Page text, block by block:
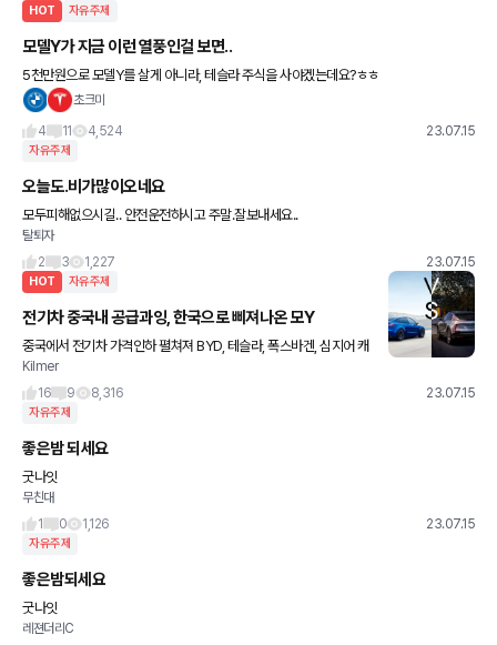
HOT 자유주제
모델Y가 지금 이런 열풍인걸 보면..
5천만원으로 모델Y를 살게 아니라, 테슬라 주식을 사야겠는데요?ㅎㅎ
초크미
4
11 4,524 23.07.15
자유주제
오늘도.비가많이오네요
모두피해없으시길.. 안전운전하시고 주말.잘보내세요..
탈퇴자
2
3 1,227 23.07.15
HOT 자유주제
전기차 중국내 공급과잉, 한국으로 삐져나온 모Y
중국에서 전기차 가격인하 펼쳐져 BYD, 테슬라, 폭스바겐, 심지어 캐
딜락까지 마진을 없애서라도 점유율 경쟁 치열하다고 합니다. "테슬
라는 지난해 말보다 가격을 평균 6.6% 인하했고, 비야디(
Kilmer
16
9 8,316 23.07.15
자유주제
좋은밤 되세요
굿나잇
무친대
1
0 1,126 23.07.15
자유주제
좋은밤되세요
굿나잇
레젼더리C